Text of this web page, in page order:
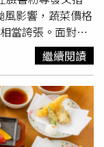
福利包含巡迴主視
定時間內）、VIP
，將隨機發送給
貴娛樂官方社群
風影響，蔬菜價格
當誇張。面對颱
各種菇類蔬菜與芽
列舉眾多菇類蔬
成百菇炊飯，就
提升免疫力、具抗
的乾香菇所提供
繼續閱讀